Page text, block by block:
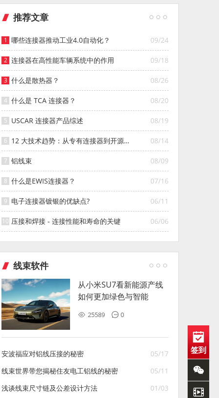
推荐文章
09/24
哪些连接器推动工业4.0自动化？
09/18
连接器在高性能车辆系统中的作用
08/26
什么是散热器？
08/20
什么是 TCA 连接器？
08/19
USCAR 连接器产品综述
08/14
12 大技术趋势：从专有连接器到开源连
接器的演变
08/09
铝线束
07/16
什么是EWIS连接器？
06/11
电子连接器镀银的优缺点?
06/06
压接和焊接 - 连接性能和寿命的关键
线束软件
从小米SU7看新能源产线
如何更加绿色与智能
25589 0
05/17
安波福应对铝线压接的秘密
05/11
线束世界带您揭秘住友电工铝线的秘密
01/03
浅谈线束尺寸链及公差设计方法
签到